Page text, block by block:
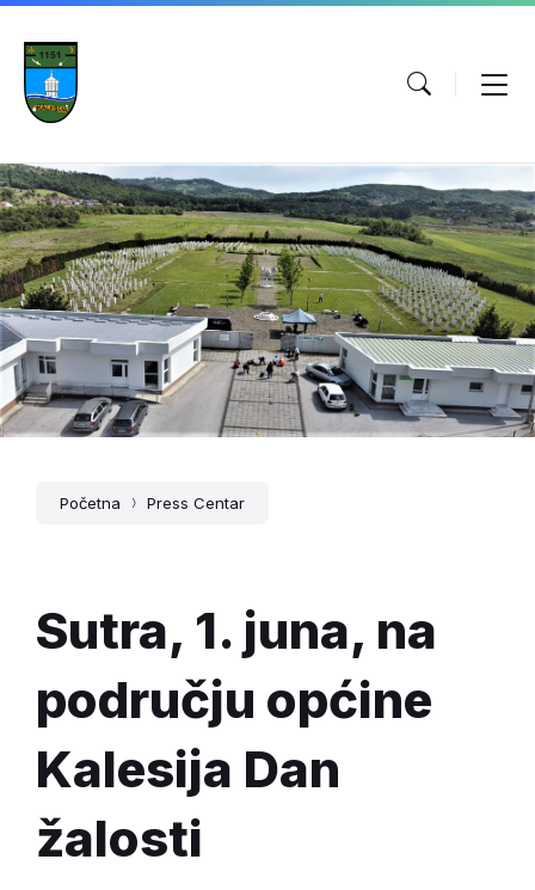
Početna Press Centar
Sutra, 1. juna, na
području općine
Kalesija Dan
žalosti